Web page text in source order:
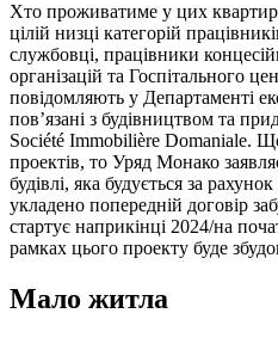
Хто проживатиме у цих
цілій низці категорій
службовці, працівники
організацій та Госпітального
повідомляють у Департаменті
пов’язані з будівництвом та
Société Immobilière Domaniale.
проектів, то Уряд Монако
будівлі, яка будується за
укладено попередній договір
стартує наприкінці 2024/на
рамках цього проекту буде
Мало житла